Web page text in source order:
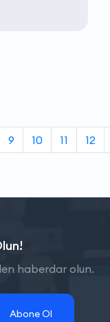
9 10 11 12
haberdar olun.
Abone Ol